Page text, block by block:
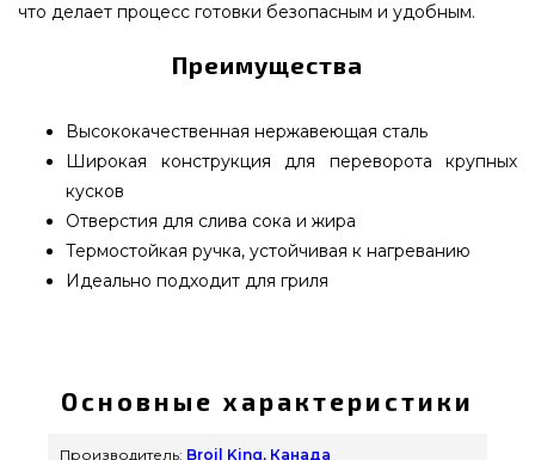
что делает процесс готовки безопасным и удобным.
Преимущества
Высококачественная нержавеющая сталь
Широкая конструкция для переворота крупных
кусков
Отверстия для слива сока и жира
Термостойкая ручка, устойчивая к нагреванию
Идеально подходит для гриля
по доступной цене всего 690 грн. в каталоге
грилей и мангалов Гриль Поинт. Взгляните и
купите также Инструменты в магазине
Основные характеристики
Производитель: Broil King, Канада